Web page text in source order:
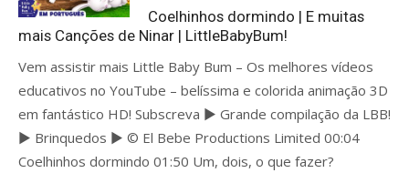
Coelhinhos dormindo | E muitas
mais Canções de Ninar | LittleBabyBum!
Vem assistir mais Little Baby Bum – Os melhores vídeos
educativos no YouTube – belíssima e colorida animação 3D
em fantástico HD! Subscreva ► Grande compilação da LBB!
► Brinquedos ► © El Bebe Productions Limited 00:04
Coelhinhos dormindo 01:50 Um, dois, o que fazer?